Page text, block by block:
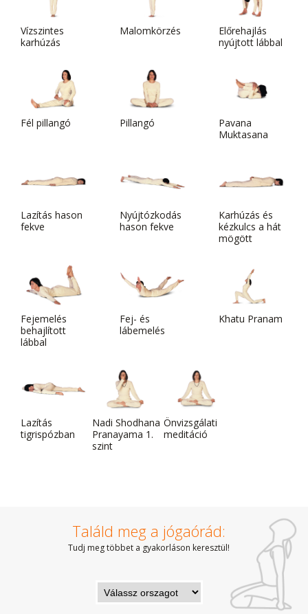
Vízszintes
karhúzás
Malomkörzés
Előrehajlás
nyújtott lábbal
Fél pillangó Pillangó
Pavana
Muktasana
Lazítás hason
fekve
Nyújtózkodás
hason fekve
Karhúzás és
kézkulcs a hát
mögött
Fejemelés
behajlított
lábbal
Fej- és
lábemelés
Khatu Pranam
Lazítás
tigrispózban
Nadi Shodhana
Pranayama 1.
szint
Önvizsgálati
meditáció
Találd meg a jógaórád:
Tudj meg többet a gyakorláson keresztül!